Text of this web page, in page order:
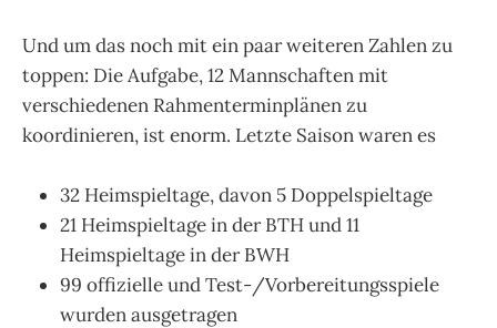
Und um das noch mit ein paar weiteren Zahlen zu
toppen: Die Aufgabe, 12 Mannschaften mit
verschiedenen Rahmenterminplänen zu
koordinieren, ist enorm. Letzte Saison waren es
32 Heimspieltage, davon 5 Doppelspieltage
21 Heimspieltage in der BTH und 11
Heimspieltage in der BWH
99 offizielle und Test-/Vorbereitungsspiele
wurden ausgetragen